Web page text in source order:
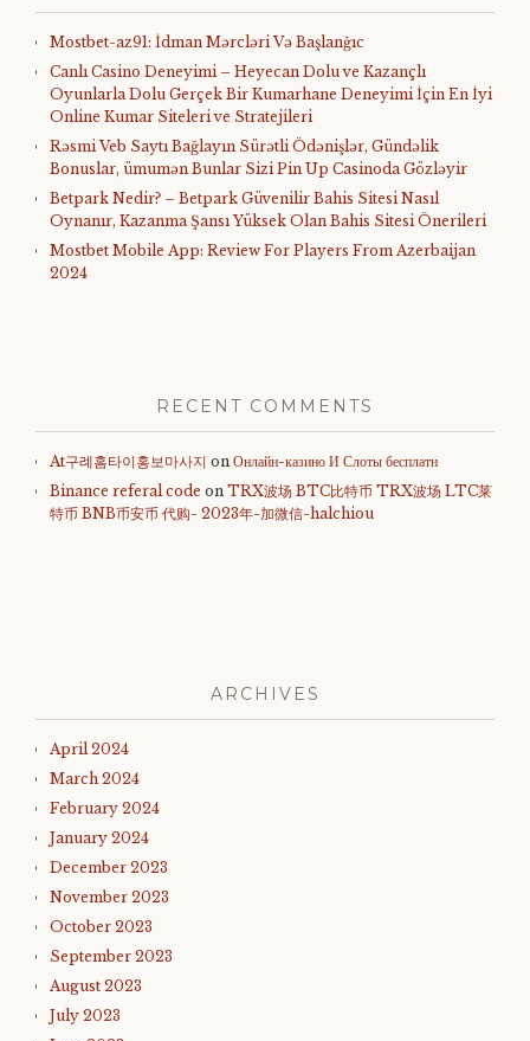
Mostbet-az91: İdman Mərcləri Və Başlanğıc
Canlı Casino Deneyimi – Heyecan Dolu ve Kazançlı
Oyunlarla Dolu Gerçek Bir Kumarhane Deneyimi İçin En İyi
Online Kumar Siteleri ve Stratejileri
Rəsmi Veb Saytı Bağlayın️ Sürətli Ödənişlər, Gündəlik
Bonuslar, ümumən Bunlar Sizi Pin Up Casinoda Gözləyir
Betpark Nedir? – Betpark Güvenilir Bahis Sitesi Nasıl
Oynanır, Kazanma Şansı Yüksek Olan Bahis Sitesi Önerileri
Mostbet Mobile App: Review For Players From Azerbaijan
2024
RECENT COMMENTS
At구례홈타이홍보마사지 on Онлайн-казино И Слоты бесплатн
Binance referal code on TRX波场 BTC比特币 TRX波场 LTC莱
特币 BNB币安币 代购- 2023年-加微信-halchiou
ARCHIVES
April 2024
March 2024
February 2024
January 2024
December 2023
November 2023
October 2023
September 2023
August 2023
July 2023